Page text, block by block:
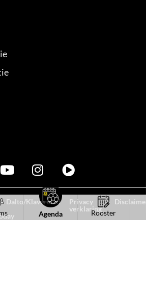
Agenda Rooster
Dalto/Klaverblad
Privacy
verklaring